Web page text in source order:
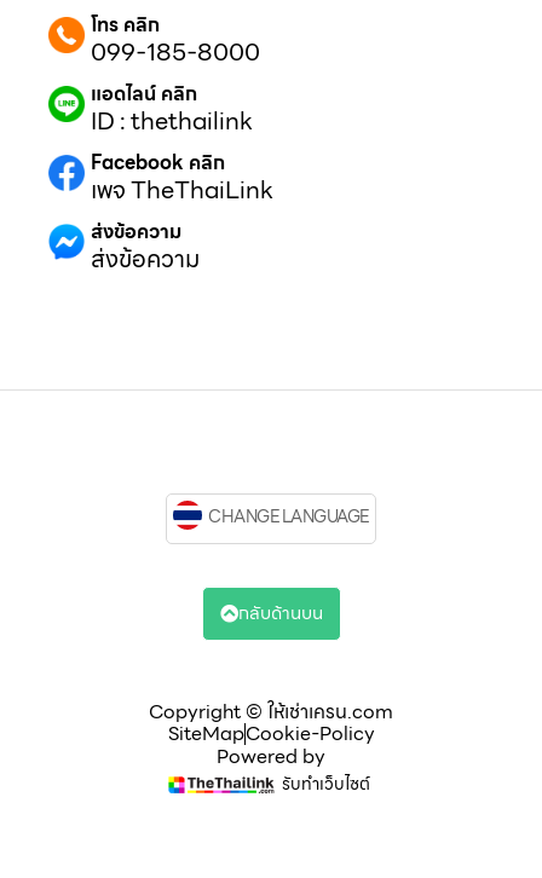
โทร คลิก
099-185-8000
แอดไลน์ คลิก
ID : thethailink
Facebook คลิก
เพจ TheThaiLink
ส่งข้อความ
ส่งข้อความ
Copyright © ให้เช่าเครน.com
SiteMapCookie-Policy
Powered by
รับทำเว็บไซต์
CHANGE LANGUAGE
กลับด้านบน